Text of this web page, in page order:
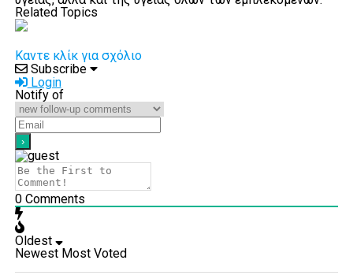
Related Topics
Καντε κλίκ για σχόλιο
Subscribe
Login
Notify of
0Comments
Oldest
Newest Most Voted